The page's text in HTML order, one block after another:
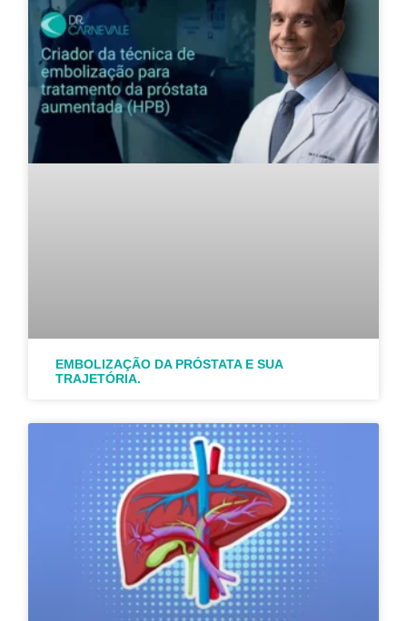
EMBOLIZAÇÃO DA PRÓSTATA E SUA
TRAJETÓRIA.